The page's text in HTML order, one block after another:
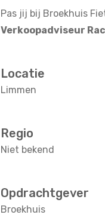
Pas jij bij Broekhuis
Verkoopadviseur
Locatie
Limmen
Regio
Niet bekend
Opdrachtgever
Broekhuis